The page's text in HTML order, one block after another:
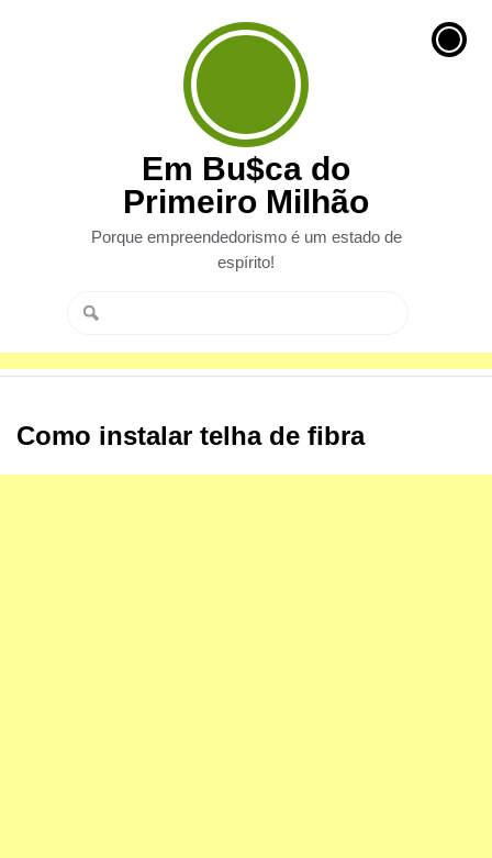
Em Bu$ca do
Primeiro Milhão
Porque empreendedorismo é um estado de
espírito!
Como instalar telha de fibra